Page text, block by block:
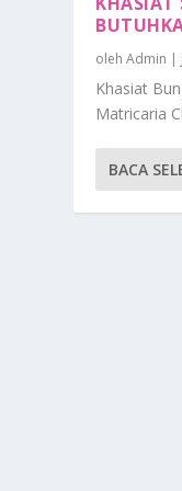
olehAdmin |
Khasiat
Matricaria
BACA